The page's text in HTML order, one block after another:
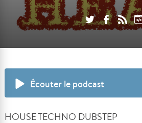
Écouter le podcast
HOUSE TECHNO DUBSTEP